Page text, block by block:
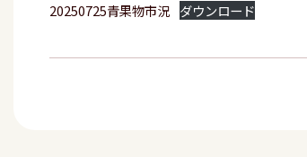
20250725青果物市況 ダウンロード